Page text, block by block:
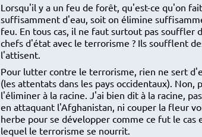
Lorsqu'il y a un feu de forêt, qu'est-ce qu'on
suffisamment d'eau, soit on élimine
feu. En tous cas, il ne faut surtout pas souffler
chefs d'état avec le terrorisme ? Ils soufflent
l'attisent.
Pour lutter contre le terrorisme, rien ne sert
(les attentats dans les pays occidentaux).
l'éliminer à la racine. J'ai bien dit à la racine,
en attaquant l'Afghanistan, ni couper la fleur
herbe pour se développer comme ce fut le
lequel le terrorisme se nourrit.